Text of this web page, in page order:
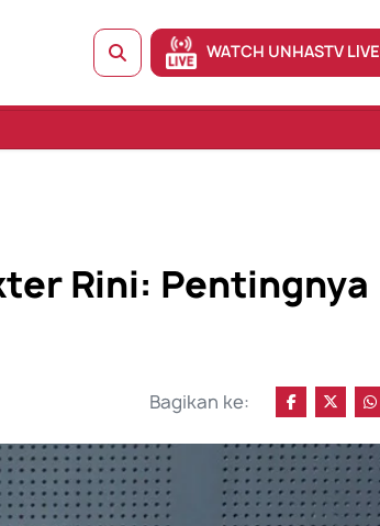
WATCH UNHASTV LIVE
Rini: Pentingnya
Bagikan ke: